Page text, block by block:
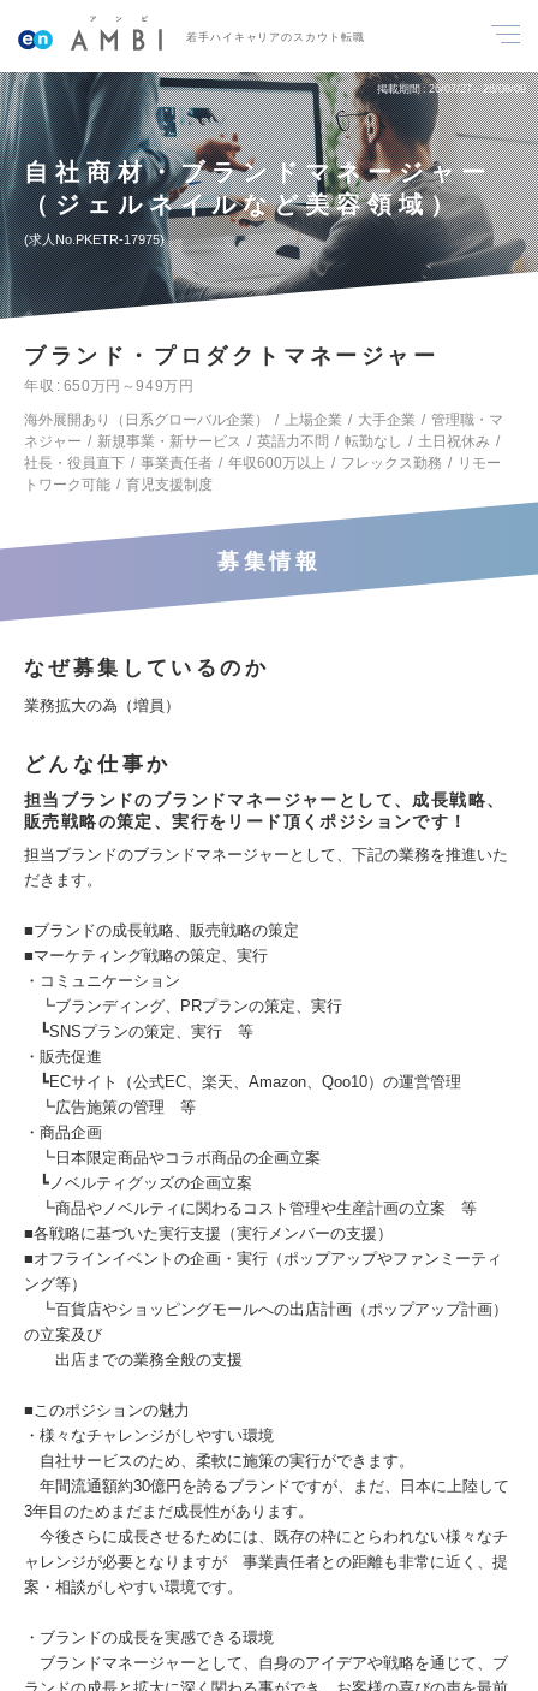
若手ハイキャリアのスカウト転職
掲載期間 26/07/27～26/08/09
自社商材・ブランドマネージャー
（ジェルネイルなど美容領域）
求人No.PKETR-17975
ブランド・プロダクトマネージャー
年収
650万円～949万円
海外展開あり（日系グローバル企業）
上場企業 大手企業
管理職・マ
ネジャー
新規事業・新サービス 英語力不問 転勤なし
土日祝休み
社長・役員直下
事業責任者 年収600万以上 フレックス勤務
リモー
トワーク可能
育児支援制度
募集情報
なぜ募集しているのか
業務拡大の為（増員）
どんな仕事か
担当ブランドのブランドマネージャーとして、成長戦略、
販売戦略の策定、実行をリード頂くポジションです！
担当ブランドのブランドマネージャーとして、下記の業務を推進いた
だきます。
■ブランドの成長戦略、販売戦略の策定
■マーケティング戦略の策定、実行
・コミュニケーション
┗ブランディング、PRプランの策定、実行
┗SNSプランの策定、実行 等
・販売促進
┗ECサイト（公式EC、楽天、Amazon、Qoo10）の運営管理
┗広告施策の管理 等
・商品企画
┗日本限定商品やコラボ商品の企画立案
┗ノベルティグッズの企画立案
┗商品やノベルティに関わるコスト管理や生産計画の立案 等
■各戦略に基づいた実行支援（実行メンバーの支援）
■オフラインイベントの企画・実行（ポップアップやファンミーティ
ング等）
┗百貨店やショッピングモールへの出店計画（ポップアップ計画）
の立案及び
出店までの業務全般の支援
■このポジションの魅力
・様々なチャレンジがしやすい環境
自社サービスのため、柔軟に施策の実行ができます。
年間流通額約30億円を誇るブランドですが、まだ、日本に上陸して
3年目のためまだまだ成長性があります。
今後さらに成長させるためには、既存の枠にとらわれない様々なチ
ャレンジが必要となりますが 事業責任者との距離も非常に近く、提
案・相談がしやすい環境です。
・ブランドの成長を実感できる環境
ブランドマネージャーとして、自身のアイデアや戦略を通じて、ブ